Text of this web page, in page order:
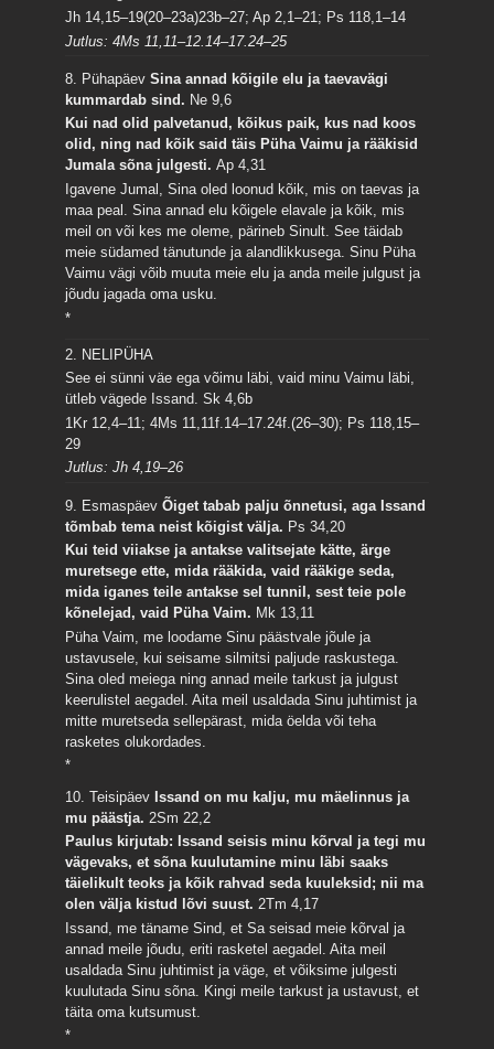
Jh 14,15–19(20–23a)23b–27; Ap 2,1–21; Ps 118,1–14
Jutlus: 4Ms 11,11–12.14–17.24–25
8. PühapäevSina annad kõigile elu ja taevavägi
kummardab sind. Ne 9,6
Kui nad olid palvetanud, kõikus paik, kus nad koos
olid, ning nad kõik said täis Püha Vaimu ja rääkisid
Jumala sõna julgesti.Ap 4,31
Igavene Jumal, Sina oled loonud kõik, mis on taevas ja
maa peal. Sina annad elu kõigele elavale ja kõik, mis
meil on või kes me oleme, pärineb Sinult. See täidab
meie südamed tänutunde ja alandlikkusega. Sinu Püha
Vaimu vägi võib muuta meie elu ja anda meile julgust ja
jõudu jagada oma usku.
*
2. NELIPÜHA
See ei sünni väe ega võimu läbi, vaid minu Vaimu läbi,
ütleb vägede Issand.Sk 4,6b
1Kr 12,4–11; 4Ms 11,11f.14–17.24f.(26–30); Ps 118,15–
29
Jutlus: Jh 4,19–26
9. EsmaspäevÕiget tabab palju õnnetusi, aga Issand
tõmbab tema neist kõigist välja. Ps 34,20
Kui teid viiakse ja antakse valitsejate kätte, ärge
muretsege ette, mida rääkida, vaid rääkige seda,
mida iganes teile antakse sel tunnil, sest teie pole
kõnelejad, vaid Püha Vaim. Mk 13,11
Püha Vaim, me loodame Sinu päästvale jõule ja
ustavusele, kui seisame silmitsi paljude raskustega.
Sina oled meiega ning annad meile tarkust ja julgust
keerulistel aegadel. Aita meil usaldada Sinu juhtimist ja
mitte muretseda sellepärast, mida öelda või teha
rasketes olukordades.
*
10. TeisipäevIssand on mu kalju, mu mäelinnus ja
mu päästja. 2Sm 22,2
Paulus kirjutab: Issand seisis minu kõrval ja tegi mu
vägevaks, et sõna kuulutamine minu läbi saaks
täielikult teoks ja kõik rahvad seda kuuleksid; nii ma
olen välja kistud lõvi suust.2Tm 4,17
Issand, me täname Sind, et Sa seisad meie kõrval ja
annad meile jõudu, eriti rasketel aegadel. Aita meil
usaldada Sinu juhtimist ja väge, et võiksime julgesti
kuulutada Sinu sõna. Kingi meile tarkust ja ustavust, et
täita oma kutsumust.
*